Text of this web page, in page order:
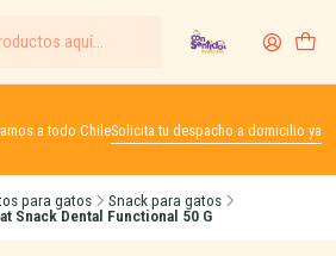
a todo ChileSolicita tu despacho a domicilio ya
para gatos
Snack para gatos
Snack Dental Functional 50 G